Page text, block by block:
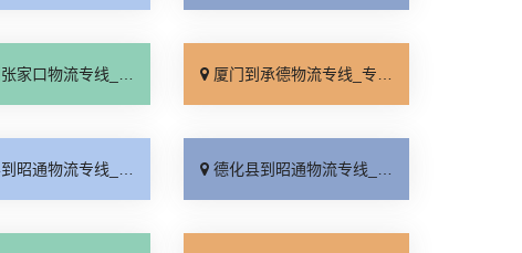
流专线_全境派送「多久能到」 厦门到承德物流专线_专业调车「合理收费」
流专线_每日发车「快运有保障」 德化县到昭通物流专线_市县派送「不随意加价」